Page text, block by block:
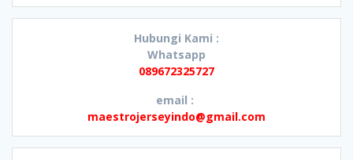
Hubungi Kami :
Whatsapp
089672325727
email :
maestrojerseyindo@gmail.com